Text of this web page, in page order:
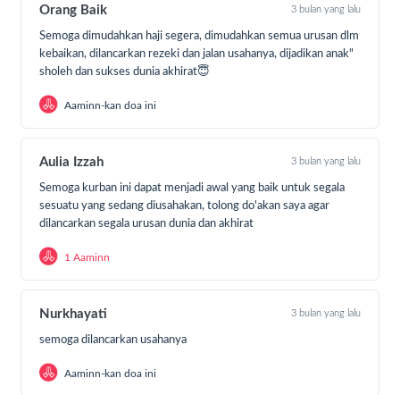
4. Waktu Penyembelihan:
Penyembelihan harus dilakukan setelah shalat Idul
Adha hingga matahari terbenam pada tanggal 13
Dzulhijjah.
Demikianlah syarat-syarat hewan kurban yang telah
ditetapkan oleh Islam. Hewan kurban yang terbaik
adalah yang gemuk, sehat, fisiknya sempurna, dan
harganya mahal, sesuai dengan anjuran agar kurban
dilakukan dengan hewan terbaik yang dimiliki.
-----------------
Sejak 2021, Gemilang Indonesia Terus Berusaha
Untuk Berkontribusi Dalam Pemerataan Penyebaran
Hewan Kurban
Orang Baik 3 bulan yang lalu
Semoga dimudahkan haji segera, dimudahkan semua urusan dlm
kebaikan, dilancarkan rezeki dan jalan usahanya, dijadikan anak"
sholeh dan sukses dunia akhirat😇
Aaminn-kan doa ini
Aulia Izzah 3 bulan yang lalu
Semoga kurban ini dapat menjadi awal yang baik untuk segala
sesuatu yang sedang diusahakan, tolong do'akan saya agar
dilancarkan segala urusan dunia dan akhirat
1 Aaminn
Nurkhayati 3 bulan yang lalu
semoga dilancarkan usahanya
Aaminn-kan doa ini